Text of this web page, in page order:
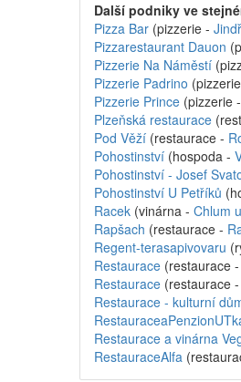
Další podniky ve
Pizza Bar (pizzerie -
Pizzarestaurant Dauon
Pizzerie Na Náměstí
Pizzerie Padrino
Pizzerie Prince (pizzerie -
Plzeňská restaurace
Pod Věží (restaurace -
Pohostinství (hospoda -
Pohostinství - Josef
Pohostinství U Petříků
Racek (vinárna - Chlum
Rapšach (restaurace -
Regent-terasapivovaru
Restaurace (restaurace -
Restaurace (restaurace -
Restaurace - kulturní
Restaurace a vinárna
RestauraceAlfa